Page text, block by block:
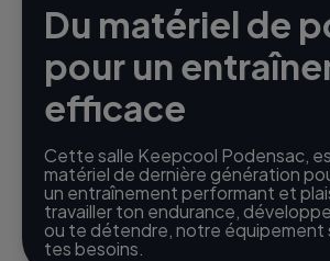
Du matériel de
pour un
efficace
Cette salle Keepcool Podensac,
matériel de dernière génération
un entraînement performant et
travailler ton endurance,
ou te détendre, notre
tes besoins.